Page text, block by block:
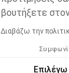
βουτήξετε
Διαβάζω την
Επιλέγω